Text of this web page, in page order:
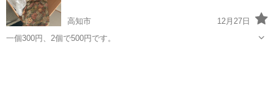
高知市
12月27日
一個300円、2個で500円です。